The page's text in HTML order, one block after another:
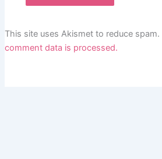
This site uses Akismet to reduce spam.
comment data is processed.